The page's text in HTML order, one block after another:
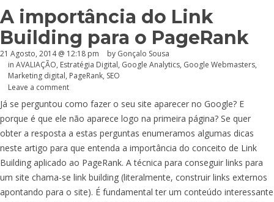
A importância do Link
Building para o PageRank
21 Agosto, 2014 @ 12:18 pm by Gonçalo Sousa
in AVALIAÇÃO, Estratégia Digital, Google Analytics, Google Webmasters,
Marketing digital, PageRank, SEO
Leave a comment
Já se perguntou como fazer o seu site aparecer no Google? E
porque é que ele não aparece logo na primeira página? Se quer
obter a resposta a estas perguntas enumeramos algumas dicas
neste artigo para que entenda a importância do conceito de Link
Building aplicado ao PageRank. A técnica para conseguir links para
um site chama-se link building (literalmente, construir links externos
apontando para o site). É fundamental ter um conteúdo interessante